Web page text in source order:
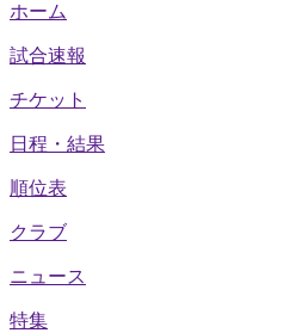
ホーム
試合速報
チケット
日程・結果
順位表
クラブ
ニュース
特集